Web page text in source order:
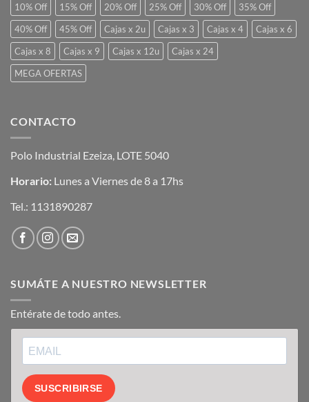
10% Off 15% Off 20% Off 25% Off 30% Off
35% Off
40% Off
45% Off Cajas x 2u Cajas x 3 Cajas x 4
Cajas x 6
Cajas x 8
Cajas x 9 Cajas x 12u
Cajas x 24
MEGA OFERTAS
CONTACTO
Polo Industrial Ezeiza, LOTE 5040
Horario: Lunes a Viernes de 8 a 17hs
Tel.: 1131890287
SUMÁTE A NUESTRO NEWSLETTER
Entérate de todo antes.
SUSCRIBIRSE